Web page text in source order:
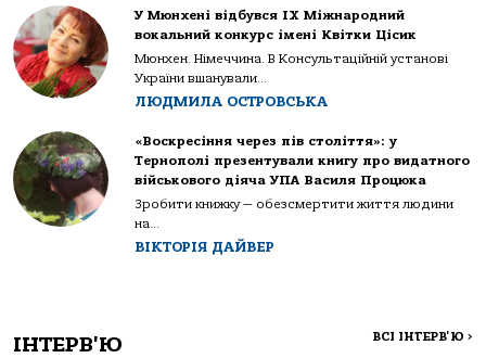
У Мюнхені відбувся IX Міжнародний
вокальний конкурс імені Квітки Цісик
Мюнхен. Німеччина. В Консультаційній установі
України вшанували...
ЛЮДМИЛА ОСТРОВСЬКА
«Воскресіння через пів століття»: у
Тернополі презентували книгу про видатного
військового діяча УПА Василя Процюка
Зробити книжку — обезсмертити життя людини
на...
ВІКТОРІЯ ДАЙВЕР
ІНТЕРВ'Ю ВСІ ІНТЕРВ'Ю >